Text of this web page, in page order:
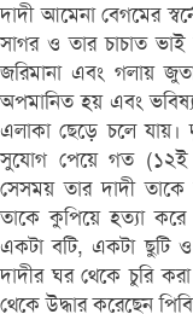
দাদী আমেনা বেগমের
সাগর ও তার চাচাত ভাই
জরিমানা এবং গলায়
অপমানিত হয় এবং
এলাকা ছেড়ে চলে
সুযোগ পেয়ে গত (১২ই
সেসময় তার দাদী তাকে
তাকে কুপিয়ে হত্যা করে
একটা বটি, একটা ছুটি
দাদীর ঘর থেকে চুরি
থেকে উদ্ধার করেছেন